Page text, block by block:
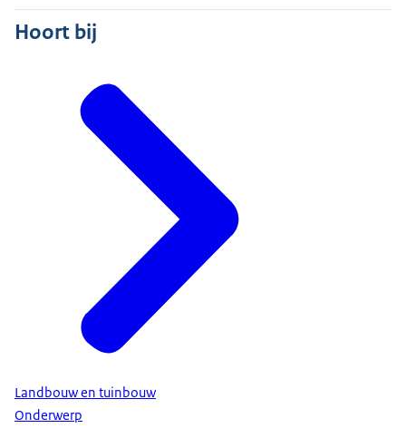
Hoort bij
Landbouw en tuinbouw
Onderwerp